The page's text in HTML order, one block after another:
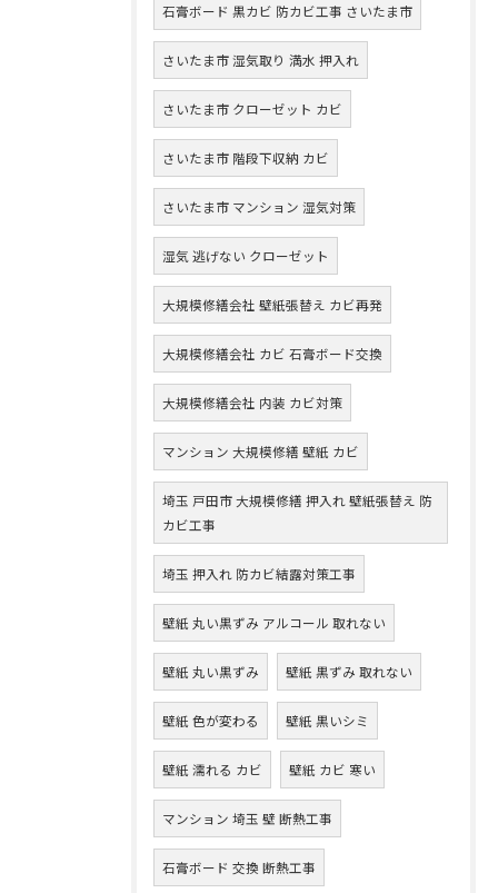
石膏ボード 黒カビ 防カビ工事 さいたま市
さいたま市 湿気取り 満水 押入れ
さいたま市 クローゼット カビ
さいたま市 階段下収納 カビ
さいたま市 マンション 湿気対策
湿気 逃げない クローゼット
大規模修繕会社 壁紙張替え カビ再発
大規模修繕会社 カビ 石膏ボード交換
大規模修繕会社 内装 カビ対策
マンション 大規模修繕 壁紙 カビ
埼玉 戸田市 大規模修繕 押入れ 壁紙張替え 防
カビ工事
埼玉 押入れ 防カビ結露対策工事
壁紙 丸い黒ずみ アルコール 取れない
壁紙 丸い黒ずみ 壁紙 黒ずみ 取れない
壁紙 色が変わる 壁紙 黒いシミ
壁紙 濡れる カビ 壁紙 カビ 寒い
マンション 埼玉 壁 断熱工事
石膏ボード 交換 断熱工事